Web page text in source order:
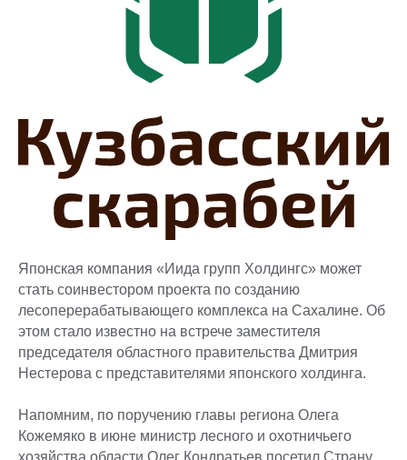
Японская компания «Иида групп Холдингс» может
стать соинвестором проекта по созданию
лесоперерабатывающего комплекса на Сахалине. Об
этом стало известно на встрече заместителя
председателя областного правительства Дмитрия
Нестерова с представителями японского холдинга.
Напомним, по поручению главы региона Олега
Кожемяко в июне министр лесного и охотничьего
хозяйства области Олег Кондратьев посетил Страну